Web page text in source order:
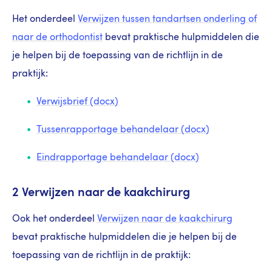
Het onderdeel Verwijzen tussen tandartsen onderling of
naar de orthodontist bevat praktische hulpmiddelen die
je helpen bij de toepassing van de richtlijn in de
praktijk:
Verwijsbrief (docx)
Tussenrapportage behandelaar (docx)
Eindrapportage behandelaar (docx)
2 Verwijzen naar de kaakchirurg
Ook het onderdeel Verwijzen naar de kaakchirurg
bevat praktische hulpmiddelen die je helpen bij de
toepassing van de richtlijn in de praktijk: